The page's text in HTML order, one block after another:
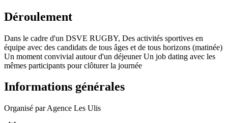
Déroulement
Dans le cadre d'un DSVE RUGBY, Des activités sportives en
équipe avec des candidats de tous âges et de tous horizons (matinée)
Un moment convivial autour d'un déjeuner Un job dating avec les
mêmes participants pour clôturer la journée
Informations générales
Organisé par Agence Les Ulis